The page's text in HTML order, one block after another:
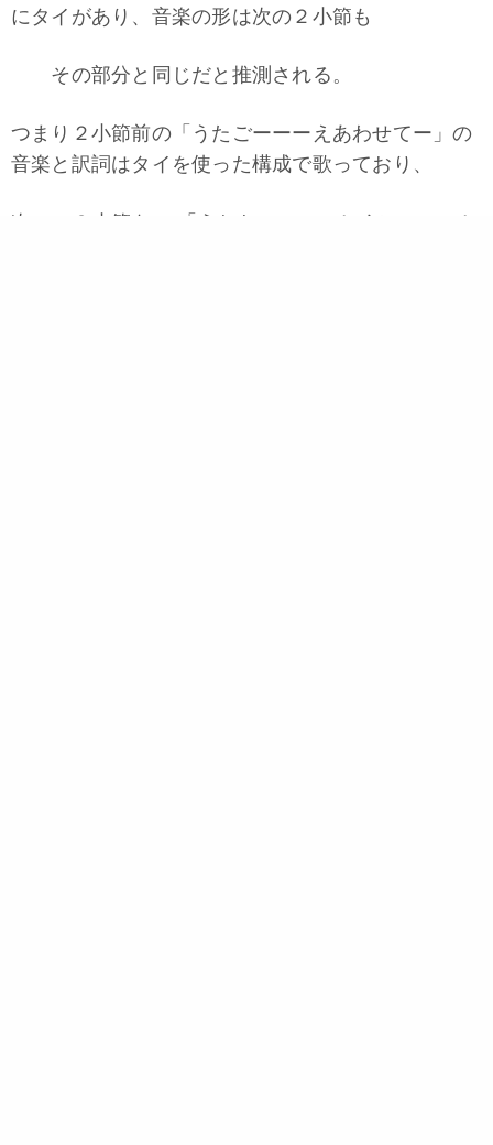
にタイがあり、音楽の形は次の２小節も
その部分と同じだと推測される。
つまり２小節前の「うたごーーーえあわせてー」の
音楽と訳詞はタイを使った構成で歌っており、
次の ２小節を 「うしおーーのごとくにーー」と